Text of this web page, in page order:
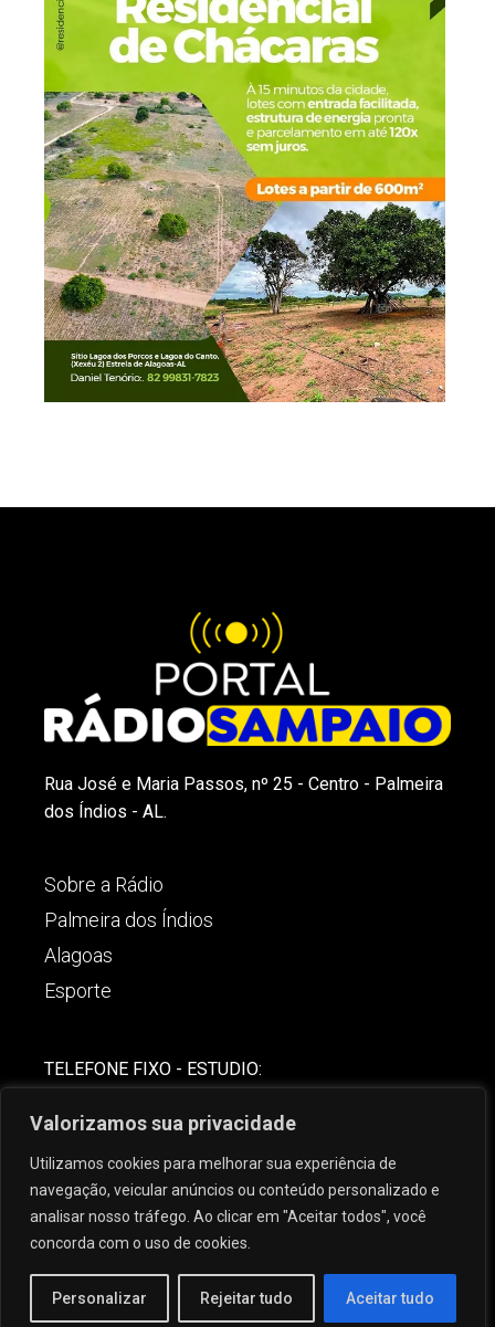
Valorizamos sua privacidade
Utilizamos cookies para melhorar sua experiência de
navegação, veicular anúncios ou conteúdo personalizado e
analisar nosso tráfego. Ao clicar em "Aceitar todos", você
concorda com o uso de cookies.
Personalizar Rejeitar tudo Aceitar tudo
Rua José e Maria Passos, nº 25 - Centro - Palmeira
dos Índios - AL.
Sobre a Rádio
Palmeira dos Índios
Alagoas
Esporte
TELEFONE FIXO - ESTUDIO:
(82) 99621-8806